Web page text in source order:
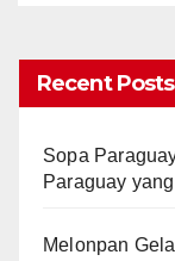
Recent Posts
Sopa
Paraguay
Melonpan